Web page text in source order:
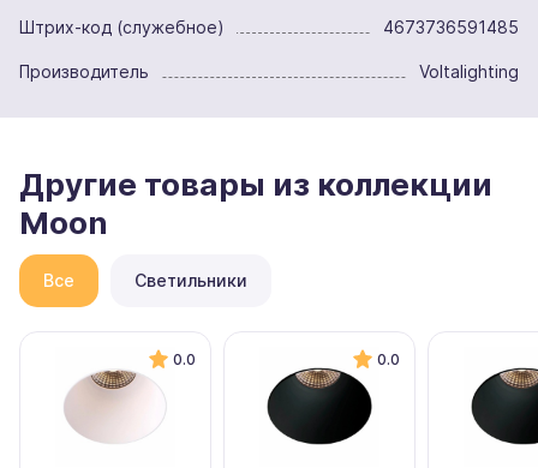
Штрих-код (служебное) 4673736591485
Производитель Voltalighting
Другие товары из коллекции
Moon
Все Светильники
0.0 0.0